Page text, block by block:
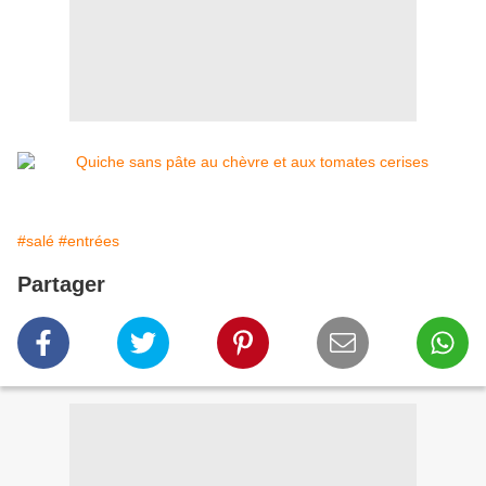
#salé #entrées
Partager